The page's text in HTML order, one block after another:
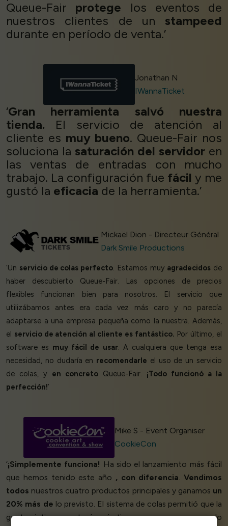
Queue-Fair protege los eventos de
nuestros clientes de un stampeed
durante en período de venta.’
Jonathan N
IWannaTicket
‘Gran herramienta salvó nuestra
tienda. El servicio de atención al
cliente es muy bueno. Queue-Fair nos
soluciona la saturación del servidor en
las ventas de entradas con mucho
trabajo. La configuración fue fácil y me
gustó la eficacia de la herramienta.’
Mickaël Dion - Directeur Général
Dark Smile Productions
‘Un servicio de colas perfecto. Estamos muy agradecidos de
haber descubierto Queue-Fair. Las opciones de precios
flexibles funcionan bien para nosotros. El servicio que
utilizábamos antes era cada vez más caro y no parecía
adaptarse a una empresa pequeña como la nuestra. Además,
el servicio de atención al cliente es fantástico. Por último, el
software es muy fácil de usar. A cualquiera que tenga esa
necesidad, no dudaría en recomendarle el uso de un servicio
de colas, y en concreto Queue-Fair. ¡Todo funcionó a la
perfección!’
Mike S - Event Organiser
CookieCon
‘¡Simplemente funciona! Ha sido el lanzamiento más fácil
que hemos tenido este año , con diferencia. Vendimos
todos nuestros cuatro productos principales y ganamos un
20% más de lo previsto. El sistema de colas permitió que la
gente sintiera que tenía más tiempo para comprar, por lo